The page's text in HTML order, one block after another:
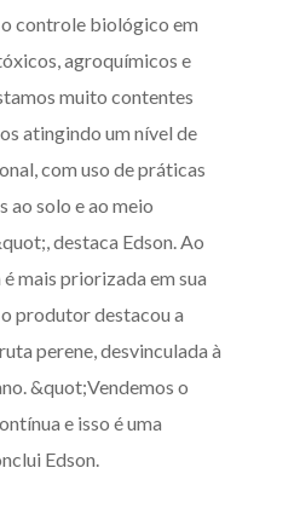
controle biológico em
agroquímicos e
muito contentes
atingindo um nível de
com uso de práticas
ao solo e ao meio
destaca Edson. Ao
mais priorizada em sua
produtor destacou a
perene, desvinculada à
&quot;Vendemos o
e isso é uma
Edson.